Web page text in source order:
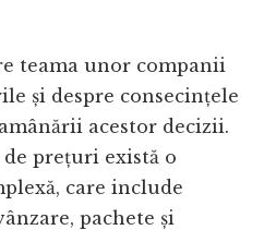
teama unor companii
și despre consecințele
acestor decizii.
prețuri există o
care include
pachete și